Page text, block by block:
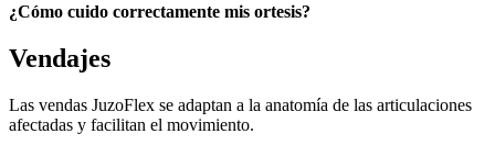
¿Cómo cuido correctamente mis ortesis?
Vendajes
Las vendas JuzoFlex se adaptan a la anatomía de las articulaciones
afectadas y facilitan el movimiento.